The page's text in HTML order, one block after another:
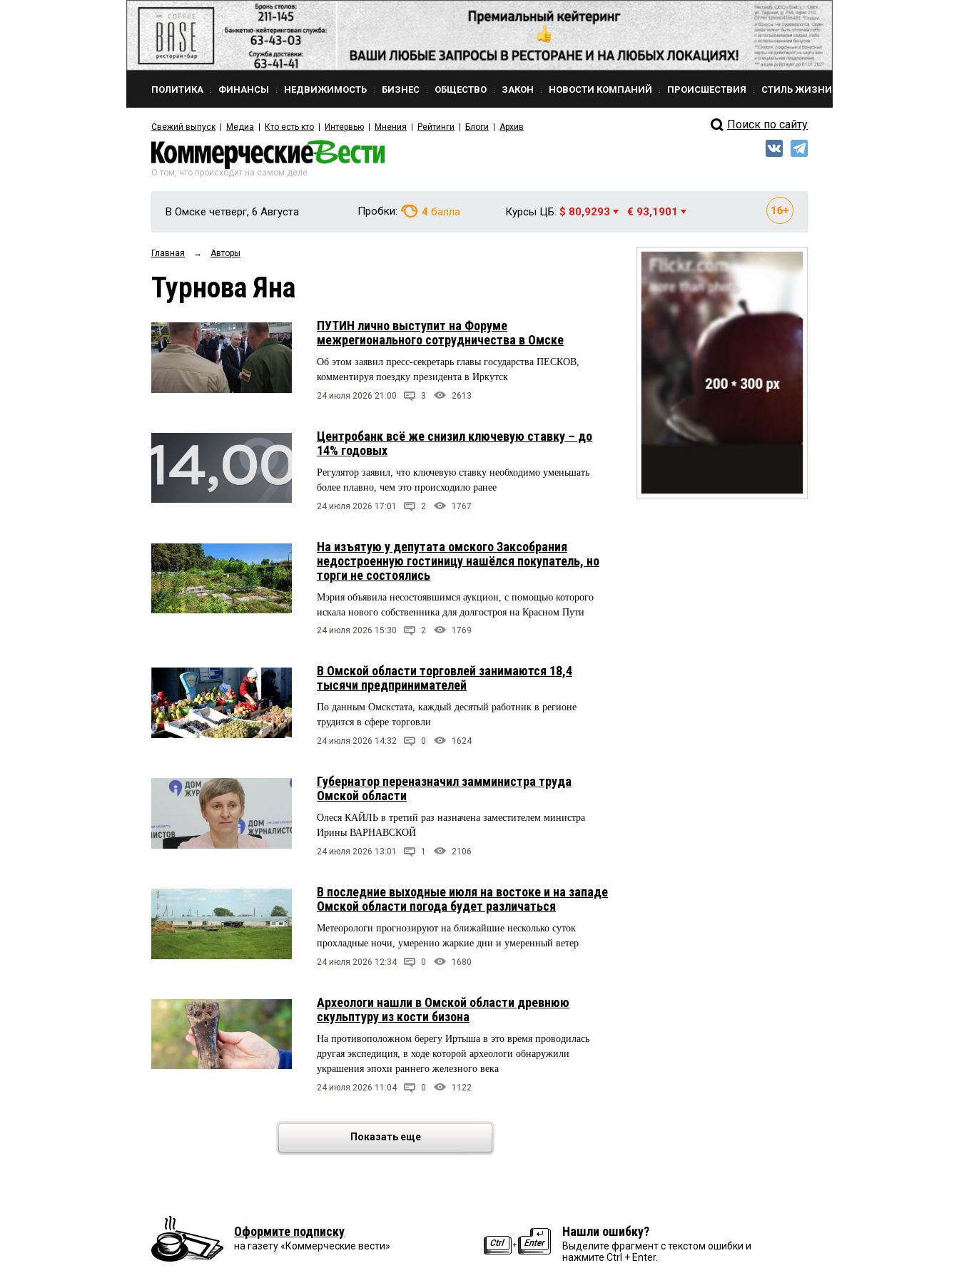
ПОЛИТИКА ФИНАНСЫ НЕДВИЖИМОСТЬ БИЗНЕС ОБЩЕСТВО ЗАКОН НОВОСТИ КОМПАНИЙ ПРОИСШЕСТВИЯ СТИЛЬ ЖИЗНИ
Свежий выпуск Медиа Кто есть кто Интервью Мнения Рейтинги Блоги Архив Поиск по сайту
О том, что происходит на самом деле
В Омске четверг, 6 Августа Пробки: 4 балла Курсы ЦБ: $ 80,9293 € 93,1901
Главная → Авторы
Турнова Яна
ПУТИН лично выступит на Форуме
межрегионального сотрудничества в Омске
Об этом заявил пресс-секретарь главы государства ПЕСКОВ,
комментируя поездку президента в Иркутск
24 июля 2026 21:00 3 2613
Центробанк всё же снизил ключевую ставку – до
14% годовых
Регулятор заявил, что ключевую ставку необходимо уменьшать
более плавно, чем это происходило ранее
24 июля 2026 17:01 2 1767
На изъятую у депутата омского Заксобрания
недостроенную гостиницу нашёлся покупатель, но
торги не состоялись
Мэрия объявила несостоявшимся аукцион, с помощью которого
искала нового собственника для долгостроя на Красном Пути
24 июля 2026 15:30 2 1769
В Омской области торговлей занимаются 18,4
тысячи предпринимателей
По данным Омскстата, каждый десятый работник в регионе
трудится в сфере торговли
24 июля 2026 14:32 0 1624
Губернатор переназначил замминистра труда
Омской области
Олеся КАЙЛЬ в третий раз назначена заместителем министра
Ирины ВАРНАВСКОЙ
24 июля 2026 13:01 1 2106
В последние выходные июля на востоке и на западе
Омской области погода будет различаться
Метеорологи прогнозируют на ближайшие несколько суток
прохладные ночи, умеренно жаркие дни и умеренный ветер
24 июля 2026 12:34 0 1680
Археологи нашли в Омской области древнюю
скульптуру из кости бизона
На противоположном берегу Иртыша в это время проводилась
другая экспедиция, в ходе которой археологи обнаружили
украшения эпохи раннего железного века
24 июля 2026 11:04 0 1122
Показать еще
Оформите подписку
на газету «Коммерческие вести»
Нашли ошибку?
Выделите фрагмент с текстом ошибки и
нажмите Ctrl + Enter.